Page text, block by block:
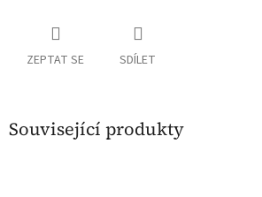
ZEPTAT SE SDÍLET
Související produkty